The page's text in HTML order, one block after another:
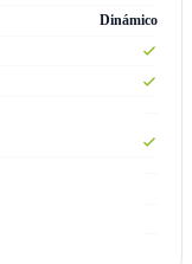
Dinámico